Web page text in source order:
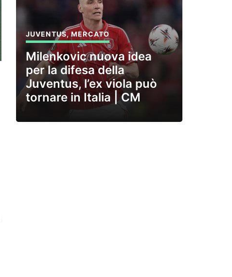
JUVENTUS,MERCATO
Milenkovic nuova idea
per la difesa della
Juventus, l’ex viola può
tornare in Italia | CM